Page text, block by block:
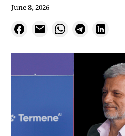
June 8, 2026